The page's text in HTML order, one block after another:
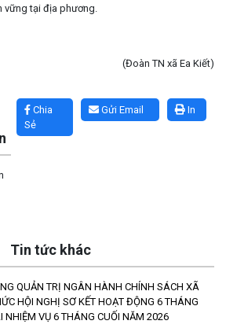
vững tại địa phương.
TN xã Ea Kiết)
In
Gửi Email
Chia
Sẻ
Tin tức khác
QUẢN TRỊ NGÂN HÀNH CHÍNH SÁCH XÃ
HỘI NGHỊ SƠ KẾT HOẠT ĐỘNG 6 THÁNG
NHIỆM VỤ 6 THÁNG CUỐI NĂM 2026
chỉnh lý hồ sơ tại Văn phòng Đảng ủy xã